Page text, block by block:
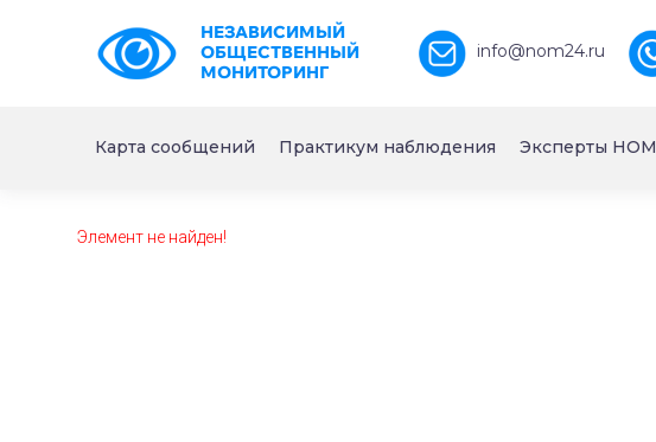
НЕЗАВИСИМЫЙ
ОБЩЕСТВЕННЫЙ
МОНИТОРИНГ
info@nom24.ru
Карта сообщений Практикум наблюдения Эксперты НОМ
Элемент не найден!